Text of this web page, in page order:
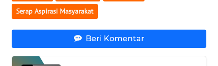
Serap Aspirasi Masyarakat
Beri Komentar
SUMBAR